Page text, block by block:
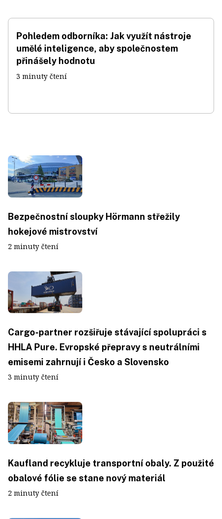
Pohledem odborníka: Jak využít nástroje
umělé inteligence, aby společnostem
přinášely hodnotu
3 minuty čtení
Bezpečnostní sloupky Hörmann střežily
hokejové mistrovství
2 minuty čtení
Cargo-partner rozšiřuje stávající spolupráci s
HHLA Pure. Evropské přepravy s neutrálními
emisemi zahrnují i Česko a Slovensko
3 minuty čtení
Kaufland recykluje transportní obaly. Z použité
obalové fólie se stane nový materiál
2 minuty čtení